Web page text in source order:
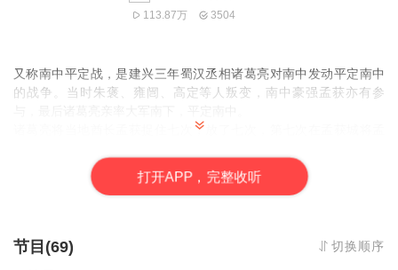
113.87万 3504
又称南中平定战，是建兴三年蜀汉丞相诸葛亮对南中发动平定南中
的战争。当时朱褒、雍闿、高定等人叛变，南中豪强孟获亦有参
诸葛亮将当地酋长孟获捉住七次，放了七次，第七次在孟获城将孟
打开APP，完整收听
节目(69) 切换顺序